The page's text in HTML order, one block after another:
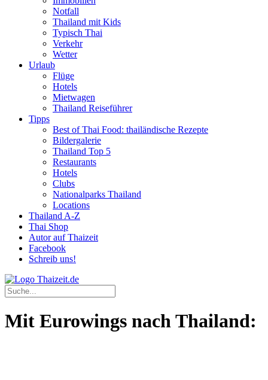
Notfall
Thailand mit Kids
Typisch Thai
Verkehr
Wetter
Urlaub
Flüge
Hotels
Mietwagen
Thailand Reiseführer
Tipps
Best of Thai Food: thailändische Rezepte
Bildergalerie
Thailand Top 5
Restaurants
Hotels
Clubs
Nationalparks Thailand
Locations
Thailand A-Z
Thai Shop
Autor auf Thaizeit
Facebook
Schreib uns!
Mit Eurowings nach Thailand: